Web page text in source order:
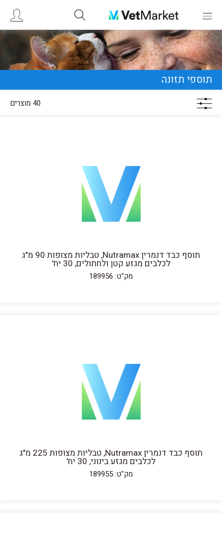
תוספי תזונה
40 מוצרים
תוסף כבד דנמרין Nutramax, טבליות מצופות 90 מ"ג
לכלבים מגזע קטן ולחתולים, 30 יח'
מק"ט: 189956
תוסף כבד דנמרין Nutramax, טבליות מצופות 225 מ"ג
לכלבים מגזע בינוני, 30 יח'
מק"ט: 189955